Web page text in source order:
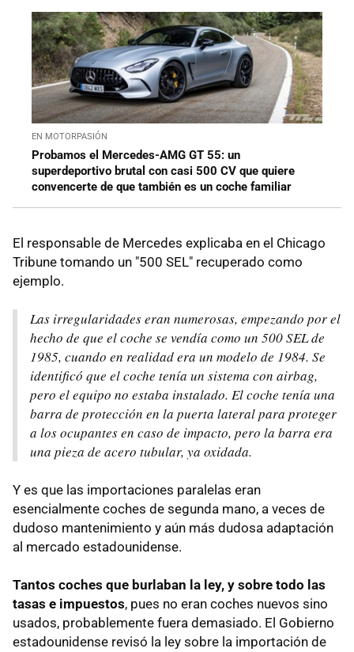
EN MOTORPASIÓN
Probamos el Mercedes-AMG GT 55: un
superdeportivo brutal con casi 500 CV que quiere
convencerte de que también es un coche familiar
El responsable de Mercedes explicaba en el Chicago
Tribune tomando un "500 SEL" recuperado como
ejemplo.
Las irregularidades eran numerosas, empezando por el
hecho de que el coche se vendía como un 500 SEL de
1985, cuando en realidad era un modelo de 1984. Se
identificó que el coche tenía un sistema con airbag,
pero el equipo no estaba instalado. El coche tenía una
barra de protección en la puerta lateral para proteger
a los ocupantes en caso de impacto, pero la barra era
una pieza de acero tubular, ya oxidada.
Y es que las importaciones paralelas eran
esencialmente coches de segunda mano, a veces de
dudoso mantenimiento y aún más dudosa adaptación
al mercado estadounidense.
Tantos coches que burlaban la ley, y sobre todo las
tasas e impuestos, pues no eran coches nuevos sino
usados, probablemente fuera demasiado. El Gobierno
estadounidense revisó la ley sobre la importación de